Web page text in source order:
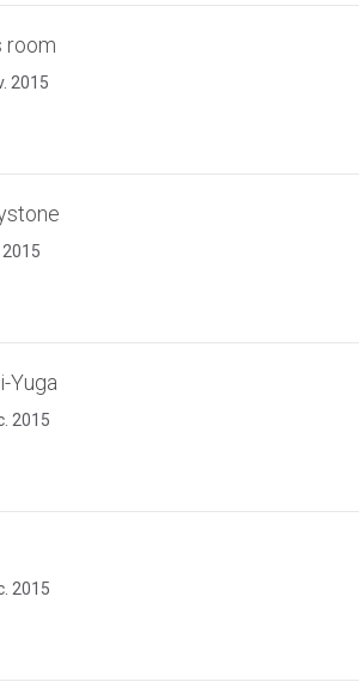
room
2015
Yuga
2015
2015